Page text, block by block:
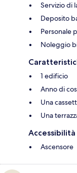
Servizio di
Deposito
Personale
Noleggio
1 edificio
Anno di
Una
Una
Accessibilità
Ascensore